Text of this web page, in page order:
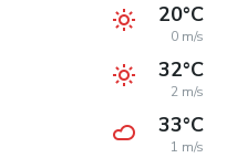
20°C
0 m/s
32°C
2 m/s
33°C
1 m/s